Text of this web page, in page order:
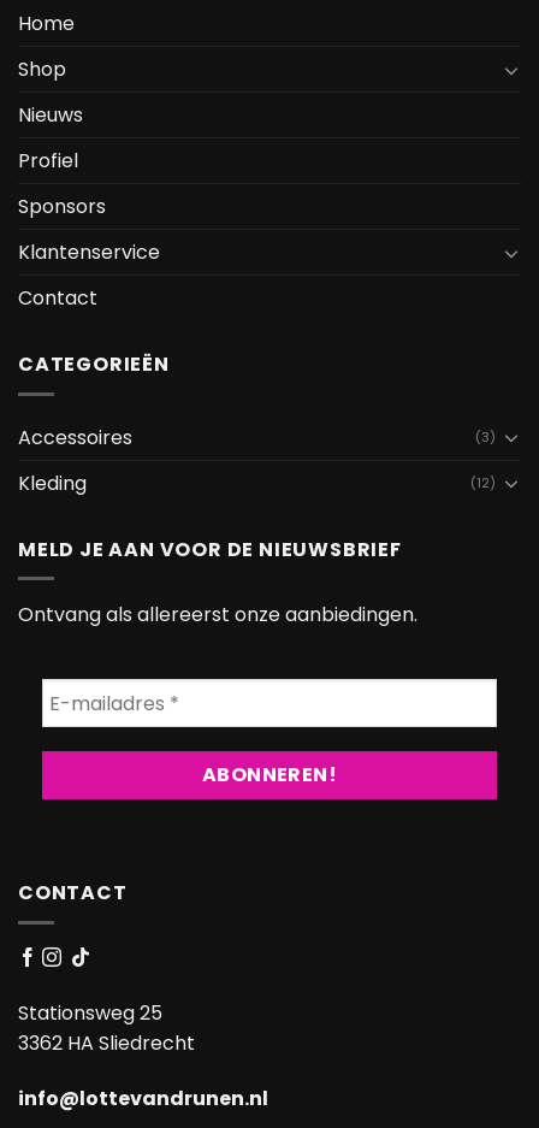
Home
Shop
Nieuws
Profiel
Sponsors
Klantenservice
Contact
CATEGORIEËN
Accessoires (3)
Kleding (12)
MELD JE AAN VOOR DE NIEUWSBRIEF
Ontvang als allereerst onze aanbiedingen.
CONTACT
Stationsweg 25
3362 HA Sliedrecht
info@lottevandrunen.nl